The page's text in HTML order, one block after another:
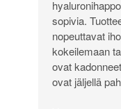
sopivia.
nopeuttavat
kokeilemaan
ovat
ovat jäljellä